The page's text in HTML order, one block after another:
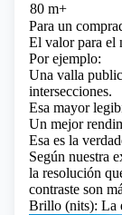
80 m+
Para un
El valor para el
Por ejemplo:
Una valla
intersecciones.
Esa mayor
Un mejor
Esa es la
Según nuestra
la resolución
contraste son
Brillo (nits): La